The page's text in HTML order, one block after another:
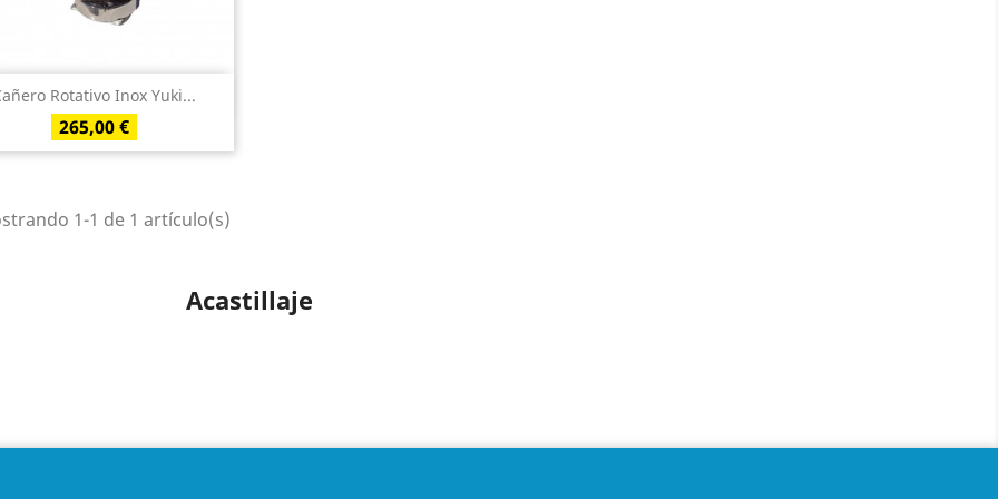
Rotativo Inox Yuki...
PRECIO
265,00 €
Vista rápida
1-1 de 1 artículo(s)
Acastillaje